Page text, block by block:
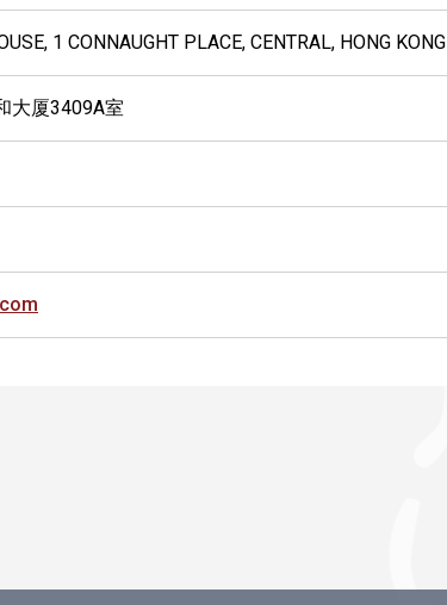
1 CONNAUGHT PLACE, CENTRAL, HONG KONG
大厦3409A室